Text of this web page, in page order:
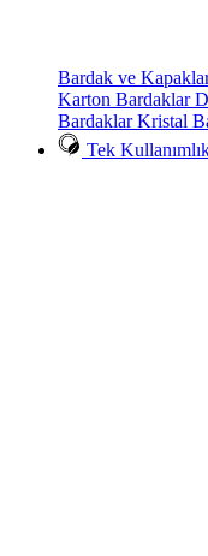
Bardak ve
Karton Bardaklar
BardaklarKristal
Tek